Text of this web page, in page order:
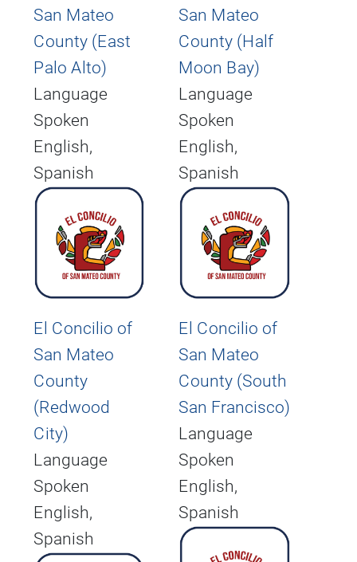
San Mateo
County (East
Palo Alto)
Language
Spoken
English,
Spanish
San Mateo
County (Half
Moon Bay)
Language
Spoken
English,
Spanish
El Concilio of
San Mateo
County
(Redwood
City)
Language
Spoken
English,
Spanish
El Concilio of
San Mateo
County (South
San Francisco)
Language
Spoken
English,
Spanish